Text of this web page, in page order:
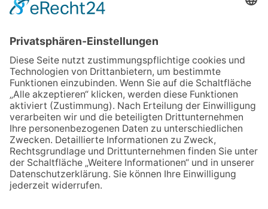
06.08.2026
Hisamoto und Tölke begeistern
Wachsmuth
präsentiert sein neues
Programm „Changes“
09.07.2026
Wasserampel steht auf Gelb:
Stadt ruft zum Wassersparen
auf
23.07.2026
Zwischen Fachwerk, Wein und
Sommerabend: Der Rettershof
lädt wieder zum Weinfest ein